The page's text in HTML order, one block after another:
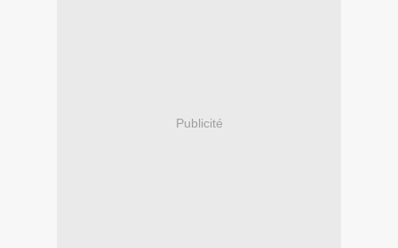
Publicité